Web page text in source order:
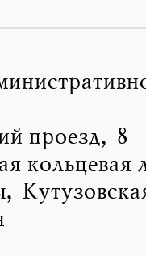
проезд, 8
кольцевая